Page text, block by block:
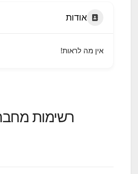
אודות
אין מה לראות!
רשימות